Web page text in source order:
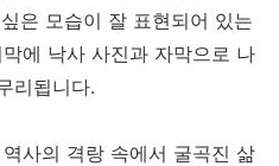
은 모습이 잘 표현되어 있는
에 낙사 사진과 자막으로 나
리됩니다.
사의 격랑 속에서 굴곡진 삶